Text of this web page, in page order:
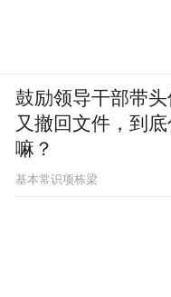
也就是说，小米
鼓励领导干部带
又撤回文件，到
嘛？
基本常识项栋梁